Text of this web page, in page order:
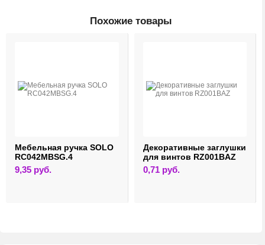
Похожие товары
Мебельная ручка SOLO
RC042MBSG.4
9,35 руб.
Декоративные заглушки
для винтов RZ001BAZ
0,71 руб.